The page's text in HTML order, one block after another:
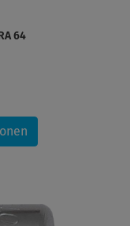
64